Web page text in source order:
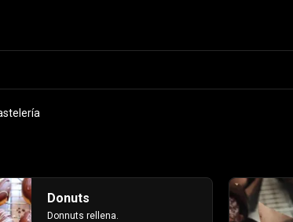
Donuts
Donnuts rellena.